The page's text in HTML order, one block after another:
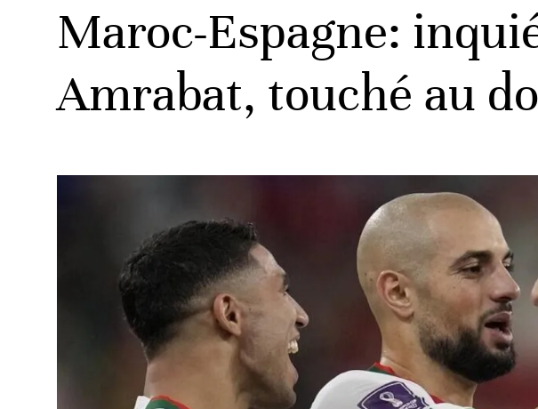
Maroc-Espagne:
Amrabat, touché au